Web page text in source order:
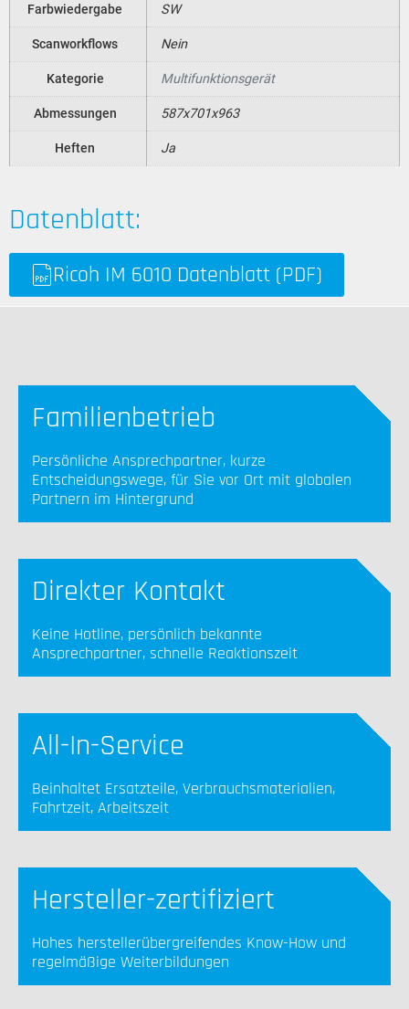
Farbwiedergabe SW
Scanworkflows Nein
Kategorie Multifunktionsgerät
Abmessungen 587x701x963
Heften Ja
Datenblatt:
Ricoh IM 6010 Datenblatt (PDF)
Familienbetrieb
Persönliche Ansprechpartner, kurze
Entscheidungswege, für Sie vor Ort mit globalen
Partnern im Hintergrund
Direkter Kontakt
Keine Hotline, persönlich bekannte
Ansprechpartner, schnelle Reaktionszeit
All-In-Service
Beinhaltet Ersatzteile, Verbrauchsmaterialien,
Fahrtzeit, Arbeitszeit
Hersteller-zertifiziert
Hohes herstellerübergreifendes Know-How und
regelmäßige Weiterbildungen